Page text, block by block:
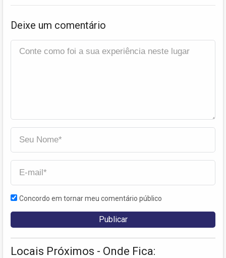
Deixe um comentário
Concordo em tornar meu comentário público
Locais Próximos - Onde Fica: